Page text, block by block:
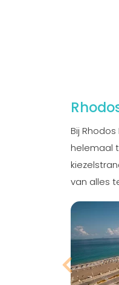
Bij
helemaal
van alles